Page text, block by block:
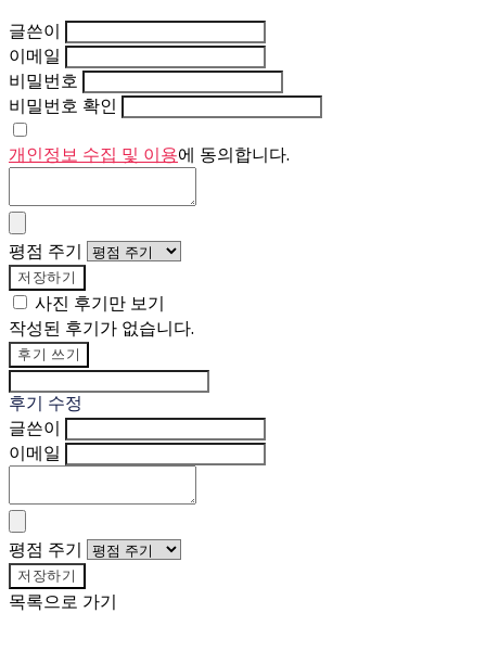
글쓴이
이메일
비밀번호
비밀번호 확인
개인정보 수집 및 이용에 동의합니다.
평점 주기
저장하기
사진 후기만 보기
작성된 후기가 없습니다.
후기 쓰기
후기 수정
글쓴이
이메일
평점 주기
저장하기
목록으로 가기